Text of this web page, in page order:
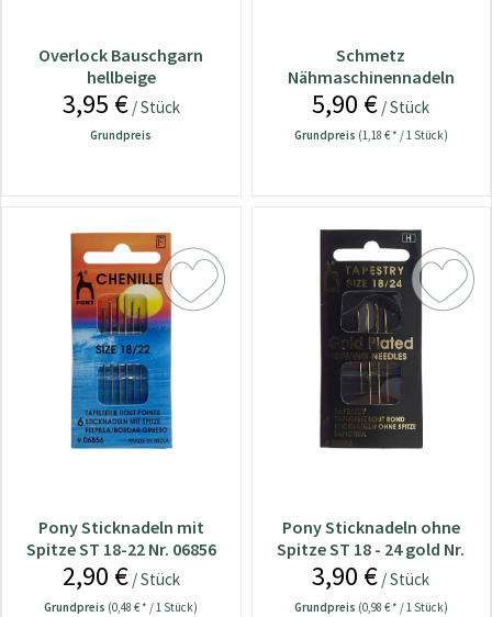
Overlock Bauschgarn
hellbeige
3,95 €/ Stück
Grundpreis
Schmetz
Nähmaschinennadeln
287/WH/1738 Rundkolben
5,90 € / Stück
Grundpreis (1,18 € * / 1 Stück)
Pony Sticknadeln mit
Spitze ST 18-22 Nr. 06856
2,90 €/ Stück
Grundpreis (0,48 € * / 1 Stück)
Pony Sticknadeln ohne
Spitze ST 18 - 24 gold Nr.
06006
3,90 € / Stück
Grundpreis (0,98 € * / 1 Stück)